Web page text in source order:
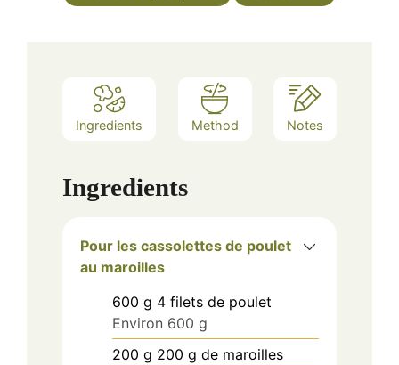
Ingredients Method Notes
Ingredients
Pour les cassolettes de poulet
au maroilles
600 g 4 filets de poulet
Environ 600 g
200 g 200 g de maroilles